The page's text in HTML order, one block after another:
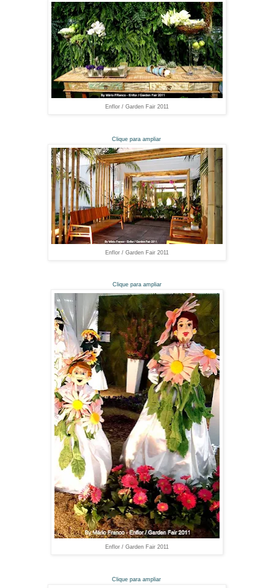
Enflor / Garden Fair 2011
Clique para ampliar
Enflor / Garden Fair 2011
Clique para ampliar
Enflor / Garden Fair 2011
Clique para ampliar